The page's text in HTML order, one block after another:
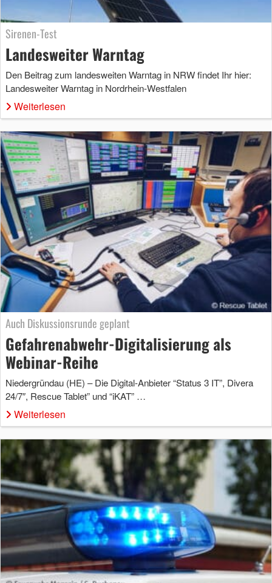
Sirenen-Test
Landesweiter Warntag
Den Beitrag zum landesweiten Warntag in NRW findet Ihr hier:
Landesweiter Warntag in Nordrhein-Westfalen
Weiterlesen
Auch Diskussionsrunde geplant
Gefahrenabwehr-Digitalisierung als
Webinar-Reihe
Niedergründau (HE) – Die Digital-Anbieter “Status 3 IT”, Divera
24/7″, Rescue Tablet” und “iKAT” …
Weiterlesen